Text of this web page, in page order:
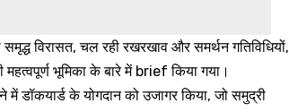
विरासत, चल रही रखरखाव और समर्थन गतिविधियों,
भूमिका के बारे में brief किया गया।
डॉकयार्ड के योगदान को उजागर किया, जो समुद्री